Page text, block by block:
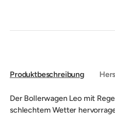
Produktbeschreibung
Der Bollerwagen Leo mit
schlechtem Wetter